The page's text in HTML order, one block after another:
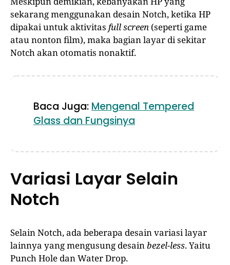
sekarang menggunakan desain Notch, ketika HP
dipakai untuk aktivitas full screen (seperti game
atau nonton film), maka bagian layar di sekitar
Notch akan otomatis nonaktif.
Baca Juga: Mengenal Tempered
Glass dan Fungsinya
Variasi Layar Selain
Notch
Selain Notch, ada beberapa desain variasi layar
lainnya yang mengusung desainbezel-less. Yaitu
Punch Hole dan Water Drop.